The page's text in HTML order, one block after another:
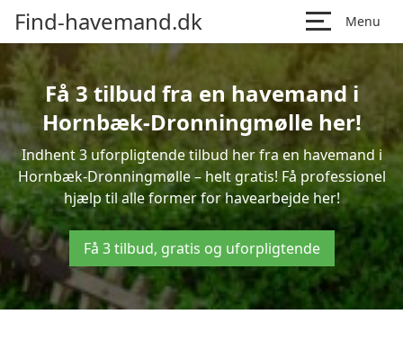
Find-havemand.dk Menu
Få 3 tilbud fra en havemand i
Hornbæk-Dronningmølle her!
Indhent 3 uforpligtende tilbud her fra en havemand i
Hornbæk-Dronningmølle – helt gratis! Få professionel
hjælp til alle former for havearbejde her!
Få 3 tilbud, gratis og uforpligtende